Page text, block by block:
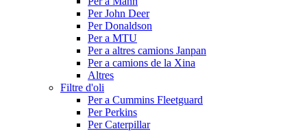
Per John Deer
Per Donaldson
Per a MTU
Per a altres camions Janpan
Per a camions de la Xina
Altres
Filtre d'oli
Per a Cummins Fleetguard
Per Perkins
Per Caterpillar